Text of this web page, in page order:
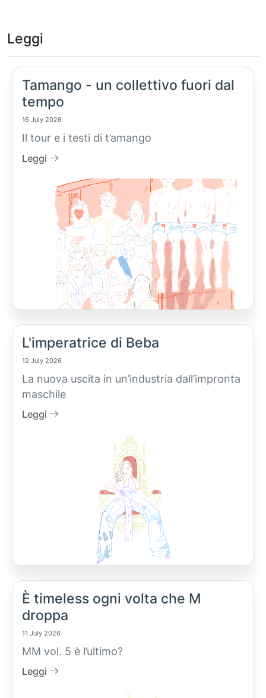
Leggi
Tamango - un collettivo fuori dal
tempo
16 July 2026
Il tour e i testi di t’amango
Leggi
L'imperatrice di Beba
12 July 2026
La nuova uscita in un’industria dall’impronta
maschile
Leggi
È timeless ogni volta che M
droppa
11 July 2026
MM vol. 5 è l’ultimo?
Leggi